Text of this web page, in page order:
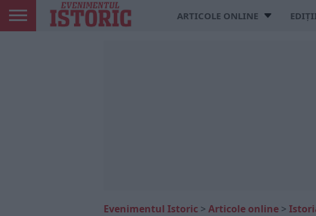
ARTICOLE ONLINE
Evenimentul Istoric > Articole online >